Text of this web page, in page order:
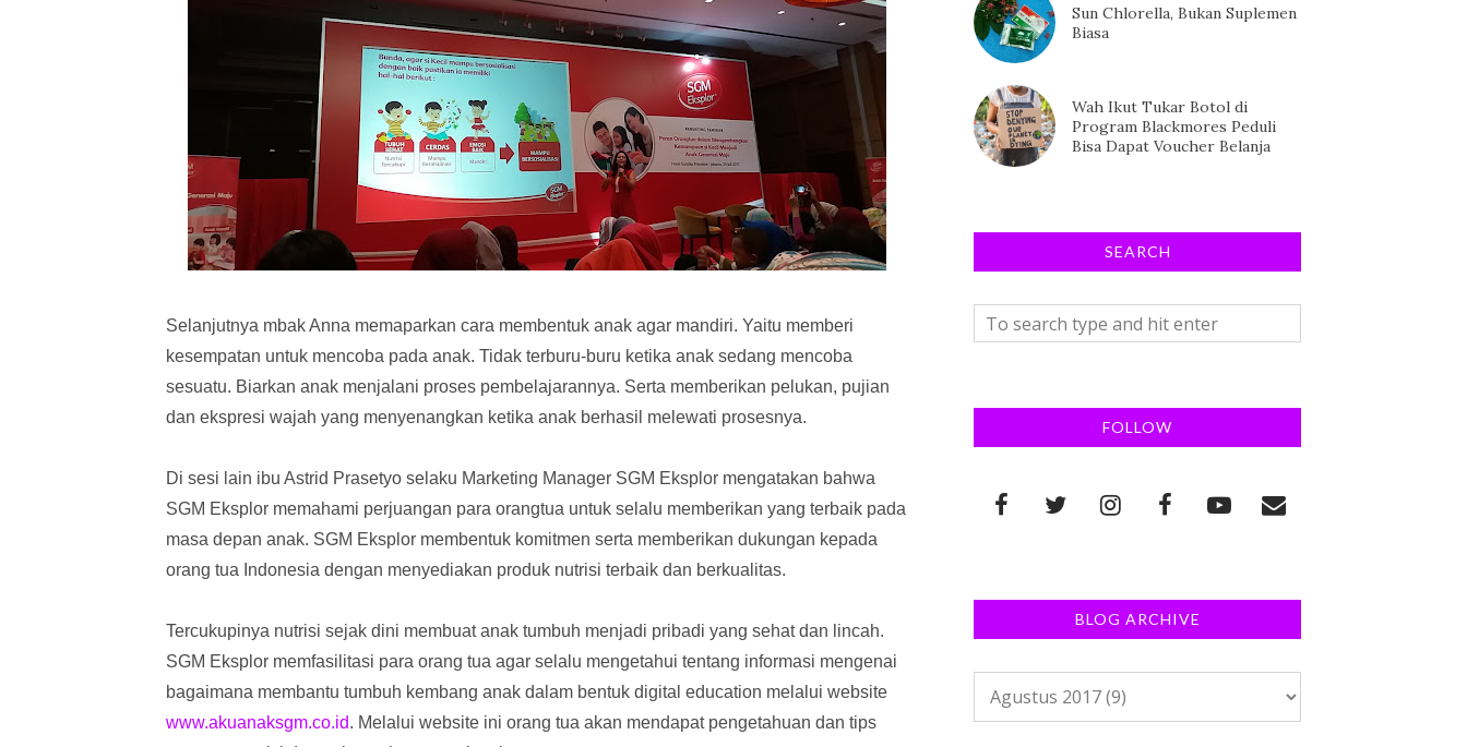
Selanjutnya mbak Anna memaparkan cara membentuk anak agar mandiri. Yaitu memberi
kesempatan untuk mencoba pada anak. Tidak terburu-buru ketika anak sedang mencoba
sesuatu. Biarkan anak menjalani proses pembelajarannya. Serta memberikan pelukan, pujian
dan ekspresi wajah yang menyenangkan ketika anak berhasil melewati prosesnya.
Di sesi lain ibu Astrid Prasetyo selaku Marketing Manager SGM Eksplor mengatakan bahwa
SGM Eksplor memahami perjuangan para orangtua untuk selalu memberikan yang terbaik pada
masa depan anak. SGM Eksplor membentuk komitmen serta memberikan dukungan kepada
orang tua Indonesia dengan menyediakan produk nutrisi terbaik dan berkualitas.
Tercukupinya nutrisi sejak dini membuat anak tumbuh menjadi pribadi yang sehat dan lincah.
SGM Eksplor memfasilitasi para orang tua agar selalu mengetahui tentang informasi mengenai
bagaimana membantu tumbuh kembang anak dalam bentuk digital education melalui website
www.akuanaksgm.co.id. Melalui website ini orang tua akan mendapat pengetahuan dan tips
Sun Chlorella, Bukan Suplemen
Biasa
Wah Ikut Tukar Botol di
Program Blackmores Peduli
Bisa Dapat Voucher Belanja
SEARCH
FOLLOW
BLOG ARCHIVE